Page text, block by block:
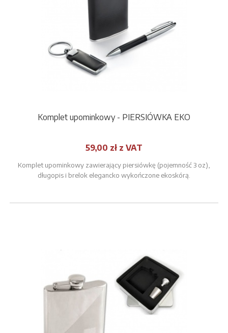
Komplet upominkowy - PIERSIÓWKA EKO
59,00 zł z VAT
Komplet upominkowy zawierający piersiówkę (pojemność 3 oz),
długopis i brelok elegancko wykończone ekoskórą.